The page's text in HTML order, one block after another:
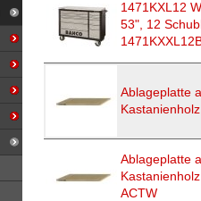
1471KXL12
53", 12
Ablageplatte
Ablageplatte
ACTW